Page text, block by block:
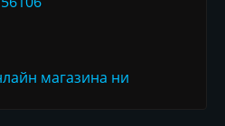
магазина ни